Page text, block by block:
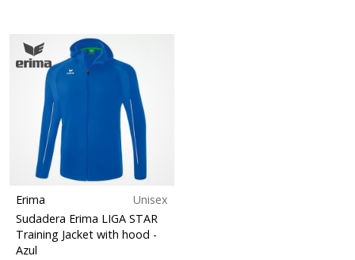
Erima
Unisex
Sudadera Erima LIGA STAR
Training Jacket with hood -
Azul